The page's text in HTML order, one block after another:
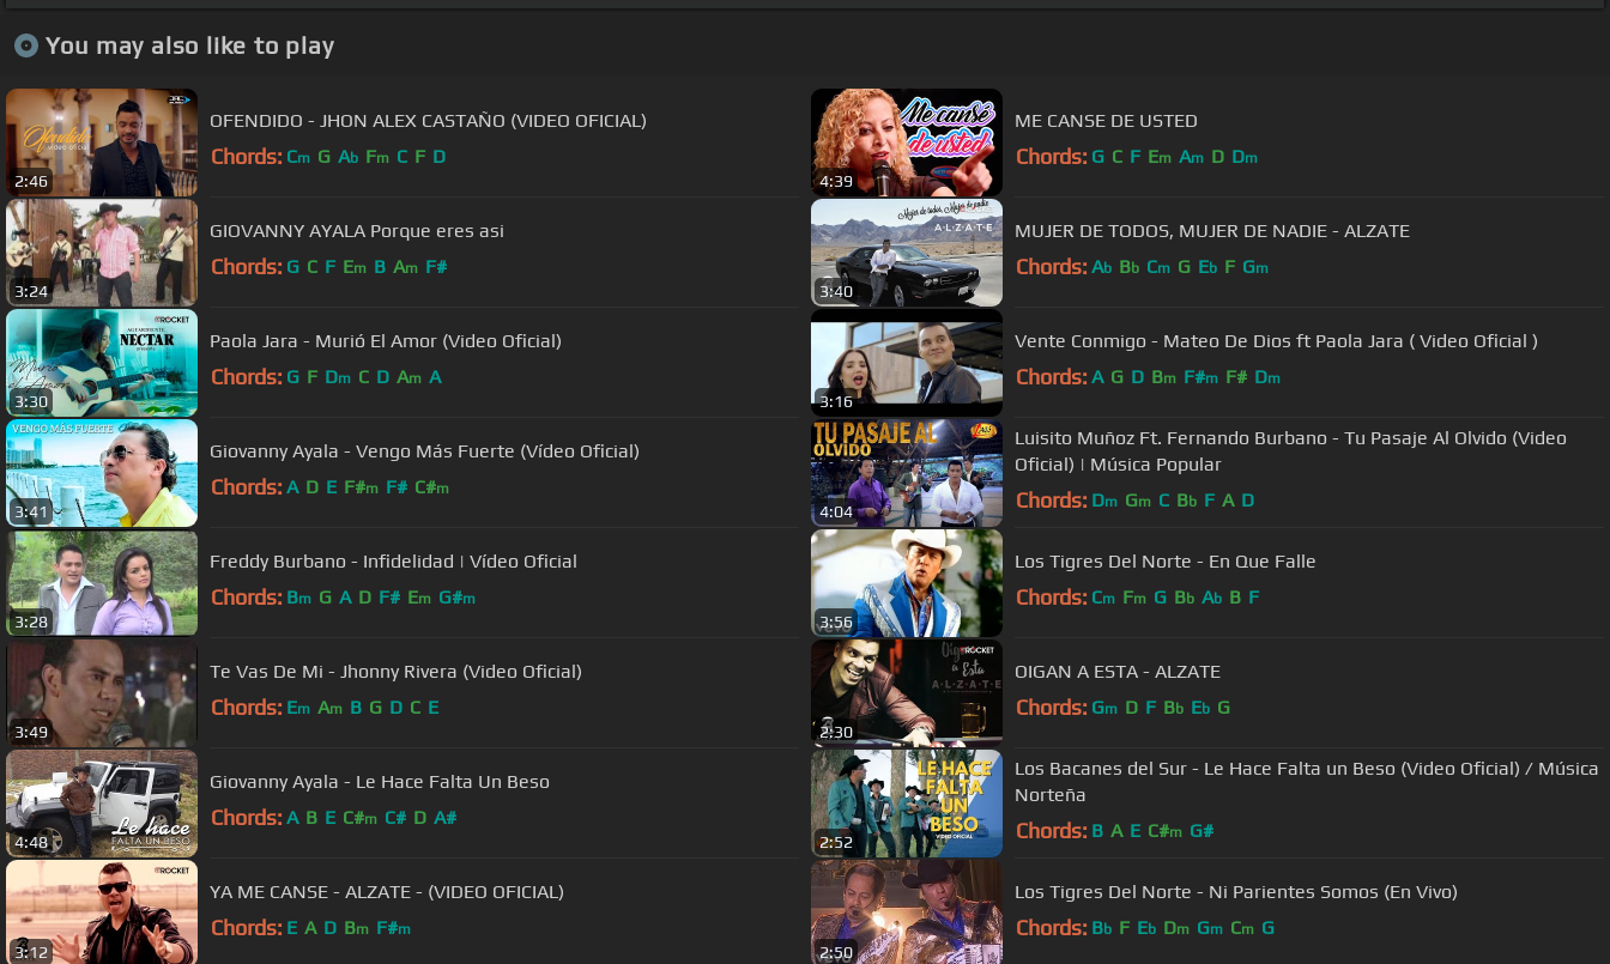
You may also like to play
2:46
OFENDIDO - JHON ALEX CASTAÑO (VIDEO OFICIAL)
Chords: Cm G Ab Fm C F D
4:39
ME CANSE DE USTED
Chords: G C F Em Am D Dm
3:24
GIOVANNY AYALA Porque eres asi
Chords: G C F Em B Am F#
3:40
MUJER DE TODOS, MUJER DE NADIE - ALZATE
Chords: Ab Bb Cm G Eb F Gm
3:30
Paola Jara - Murió El Amor (Video Oficial)
Chords: G F Dm C D Am A
3:16
Vente Conmigo - Mateo De Dios ft Paola Jara ( Video Oficial )
Chords: A G D Bm F#m F# Dm
3:41
Giovanny Ayala - Vengo Más Fuerte (Vídeo Oficial)
Chords: A D E F#m F# C#m
4:04
Luisito Muñoz Ft. Fernando Burbano - Tu Pasaje Al Olvido (Video
Oficial) | Música Popular
Chords: Dm Gm C Bb F A D
3:28
Freddy Burbano - Infidelidad | Vídeo Oficial
Chords: Bm G A D F# Em G#m
3:56
Los Tigres Del Norte - En Que Falle
Chords: Cm Fm G Bb Ab B F
3:49
Te Vas De Mi - Jhonny Rivera (Video Oficial)
Chords: Em Am B G D C E
2:30
OIGAN A ESTA - ALZATE
Chords: Gm D F Bb Eb G
4:48
Giovanny Ayala - Le Hace Falta Un Beso
Chords: A B E C#m C# D A#
2:52
Los Bacanes del Sur - Le Hace Falta un Beso (Video Oficial) / Música
Norteña
Chords: B A E C#m G#
3:12
YA ME CANSE - ALZATE - (VIDEO OFICIAL)
Chords: E A D Bm F#m
2:50
Los Tigres Del Norte - Ni Parientes Somos (En Vivo)
Chords: Bb F Eb Dm Gm Cm G